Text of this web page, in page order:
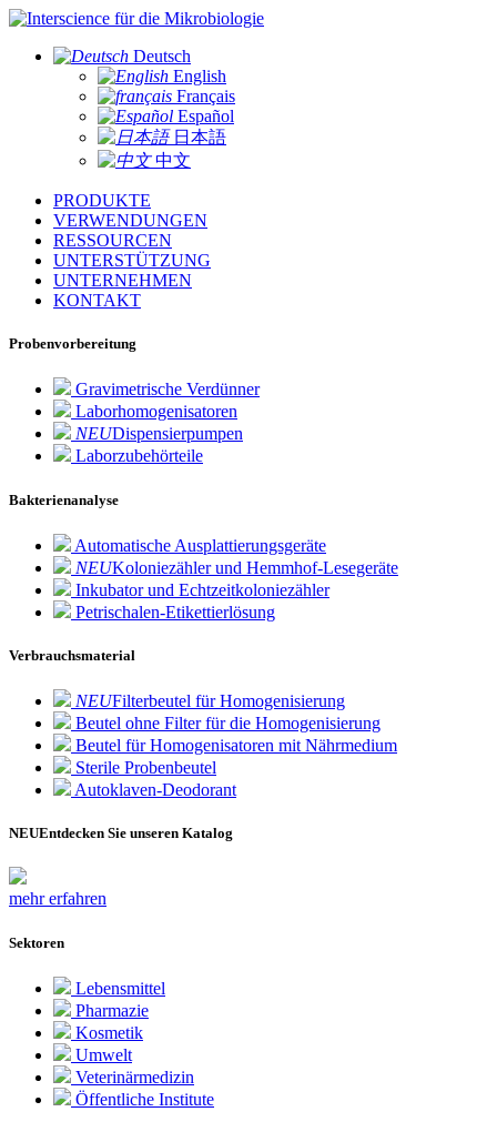
für die Mikrobiologie
Deutsch
English
Français
Español
日本語
中文
PRODUKTE
VERWENDUNGEN
RESSOURCEN
UNTERSTÜTZUNG
UNTERNEHMEN
KONTAKT
Probenvorbereitung
Gravimetrische Verdünner
Laborhomogenisatoren
NEUDispensierpumpen
Laborzubehörteile
Bakterienanalyse
Automatische Ausplattierungsgeräte
NEUKoloniezähler und Hemmhof-Lesegeräte
Inkubator und Echtzeitkoloniezähler
Petrischalen-Etikettierlösung
Verbrauchsmaterial
NEUFilterbeutel für Homogenisierung
Beutel ohne Filter für die Homogenisierung
Beutel für Homogenisatoren mit Nährmedium
Sterile Probenbeutel
Autoklaven-Deodorant
NEUEntdecken Sie unseren Katalog
mehr erfahren
Sektoren
Lebensmittel
Pharmazie
Kosmetik
Umwelt
Veterinärmedizin
Öffentliche Institute